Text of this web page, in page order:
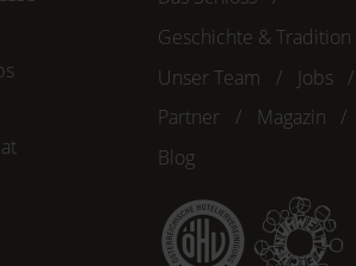
Geschichte & Tradition
Unser Team
Jobs
Partner
Magazin
Blog